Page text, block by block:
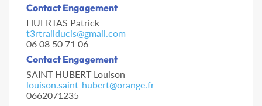
Contact Engagement
HUERTAS Patrick
t3rtrailducis@gmail.com
06 08 50 71 06
Contact Engagement
SAINT HUBERT Louison
louison.saint-hubert@orange.fr
0662071235